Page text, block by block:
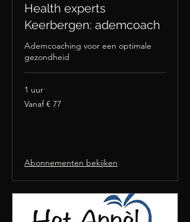
Health experts
Keerbergen: ademcoach
Ademcoaching voor een optimale
gezondheid
1 uur
Vanaf
77
Vanaf € 77
Abonnementen bekijken